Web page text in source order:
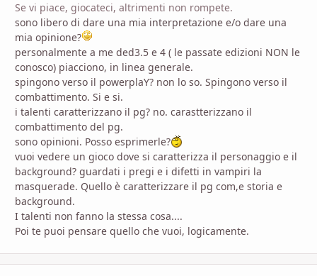
Se vi piace, giocateci, altrimenti non rompete.
sono libero di dare una mia interpretazione e/o dare una
mia opinione?
personalmente a me ded3.5 e 4 ( le passate edizioni NON le
conosco) piacciono, in linea generale.
spingono verso il powerplaY? non lo so. Spingono verso il
combattimento. Si e si.
i talenti caratterizzano il pg? no. carastterizzano il
combattimento del pg.
sono opinioni. Posso esprimerle?
vuoi vedere un gioco dove si caratterizza il personaggio e il
background? guardati i pregi e i difetti in vampiri la
masquerade. Quello è caratterizzare il pg com,e storia e
background.
I talenti non fanno la stessa cosa....
Poi te puoi pensare quello che vuoi, logicamente.